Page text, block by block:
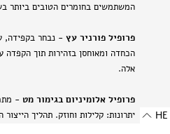
המשתמשים בחומרים הטובים ביותר
פרופיל פורניר עץ - נבחר בקפידה,
הכחדה ומאוחסן בזהירות תוך הקפדה
אלה.
פרופיל אלומיניום בגימור מט -
יתרונות: קלילות וחוזק. תהליך
HE